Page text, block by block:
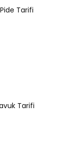
Tarifi
Tarifi